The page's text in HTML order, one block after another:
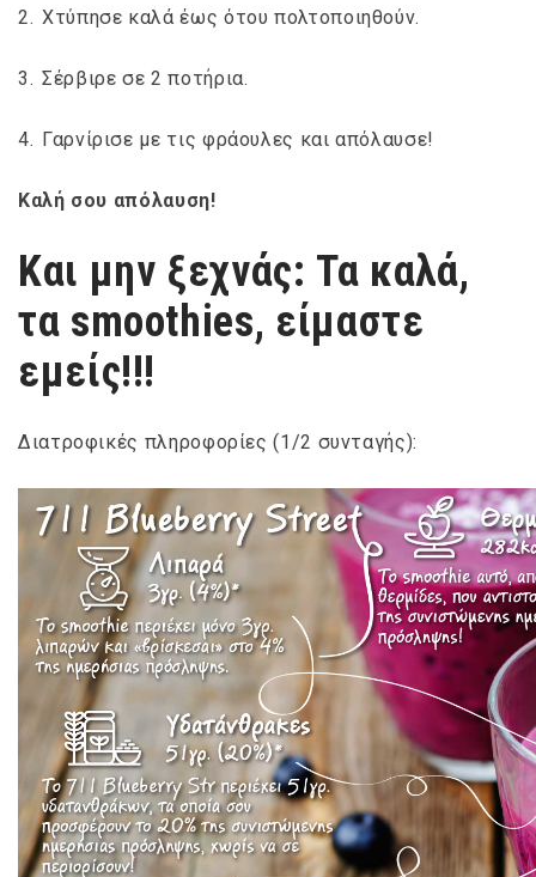
Χτύπησε καλά έως ότου πολτοποιηθούν.
Σέρβιρε σε 2 ποτήρια.
Γαρνίρισε με τις φράουλες και απόλαυσε!
Καλή σου απόλαυση!
Και μην ξεχνάς: Τα καλά,
τα smoothies, είμαστε
εμείς!!!
Διατροφικές πληροφορίες (1/2 συνταγής):